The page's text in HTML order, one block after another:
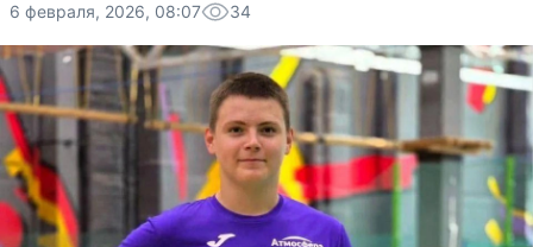
6 февраля, 2026, 08:07 34